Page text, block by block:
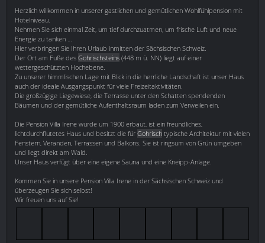
Herzlich willkommen in unserer gastlichen und gemütlichen Wohlfühlpension mit
Hotelniveau.
Nehmen Sie sich einmal Zeit, um tief durchzuatmen, um frische Luft und neue
Energie zu tanken …
Hier verbringen Sie Ihren Urlaub inmitten der Sächsischen Schweiz.
Der Ort am Fuße des Gohrischsteins (448 m ü. NN) liegt auf einer
wettergeschützten Hochebene.
Zu unserer himmlischen Lage mit Blick in die herrliche Landschaft ist unser Haus
auch der ideale Ausgangspunkt für viele Freizeitaktivitäten.
Die großzügige Liegewiese, die Terrasse unter den Schatten spendenden
Bäumen und der gemütliche Aufenthaltsraum laden zum Verweilen ein.
Die Pension Villa Irene wurde um 1900 erbaut, ist ein freundliches,
lichtdurchflutetes Haus und besitzt die für Gohrisch typische Architektur mit vielen
Fenstern, Veranden, Terrassen und Balkons. Sie ist ringsum von Grün umgeben
und liegt direkt am Wald.
Unser Haus verfügt über eine eigene Sauna und eine Kneipp-Anlage.
Kommen Sie in unsere Pension Villa Irene in der Sächsischen Schweiz und
überzeugen Sie sich selbst!
Wir freuen uns auf Sie!